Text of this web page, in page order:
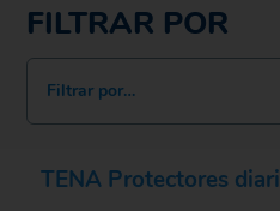
FILTRAR POR
Filtrar por…
TENA Protectores